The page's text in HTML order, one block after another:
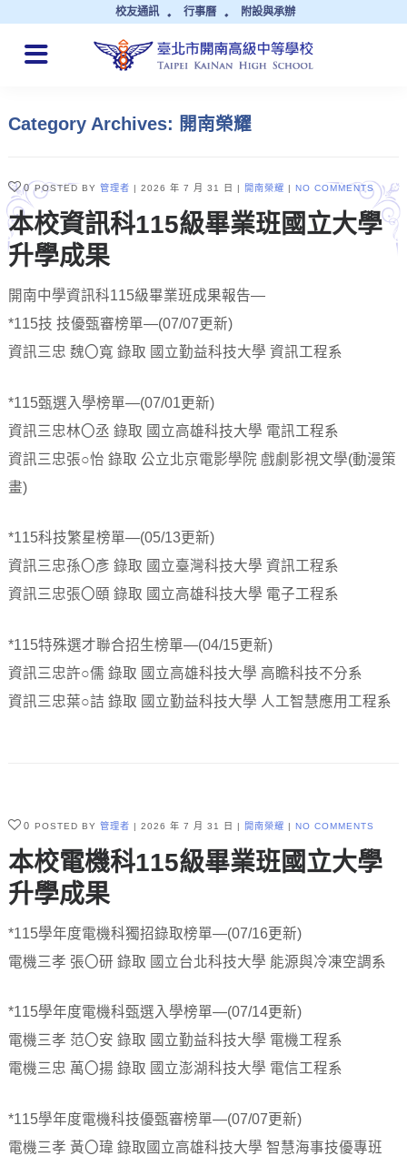
校友通訊 行事曆 附設與承辦
QUICK LINKS
Category Archives: 開南榮耀
0 POSTED BY 管理者 2026 年 7 月 31 日 開南榮耀 NO COMMENTS
本校資訊科115級畢業班國立大學
升學成果
開南中學資訊科115級畢業班成果報告—
*115技 技優甄審榜單—(07/07更新)
資訊三忠 魏〇寬 錄取 國立勤益科技大學 資訊工程系
*115甄選入學榜單—(07/01更新)
資訊三忠林〇丞 錄取 國立高雄科技大學 電訊工程系
資訊三忠張○怡 錄取 公立北京電影學院 戲劇影視文學(動漫策
畫)
*115科技繁星榜單—(05/13更新)
資訊三忠孫〇彥 錄取 國立臺灣科技大學 資訊工程系
資訊三忠張〇頤 錄取 國立高雄科技大學 電子工程系
*115特殊選才聯合招生榜單—(04/15更新)
資訊三忠許○儒 錄取 國立高雄科技大學 高瞻科技不分系
資訊三忠葉○詰 錄取 國立勤益科技大學 人工智慧應用工程系
0 POSTED BY 管理者 2026 年 7 月 31 日 開南榮耀 NO COMMENTS
本校電機科115級畢業班國立大學
升學成果
*115學年度電機科獨招錄取榜單—(07/16更新)
電機三孝 張〇研 錄取 國立台北科技大學 能源與冷凍空調系
*115學年度電機科甄選入學榜單—(07/14更新)
電機三孝 范〇安 錄取 國立勤益科技大學 電機工程系
電機三忠 萬〇揚 錄取 國立澎湖科技大學 電信工程系
*115學年度電機科技優甄審榜單—(07/07更新)
電機三孝 黃〇瑋 錄取國立高雄科技大學 智慧海事技優專班